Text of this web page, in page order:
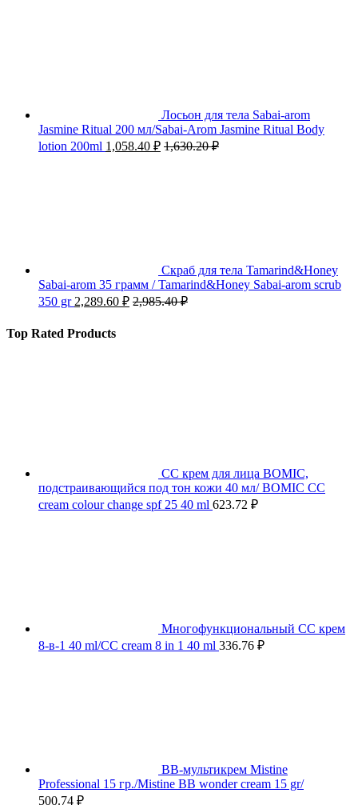
Лосьон для тела Sabai-arom
Jasmine Ritual 200 мл/Sabai-Arom Jasmine Ritual Body
lotion 200ml 1,058.40 ₽ 1,630.20₽
Скраб для тела Tamarind&Honey
Sabai-arom 35 грамм / Tamarind&Honey Sabai-arom scrub
350 gr 2,289.60 ₽ 2,985.40₽
Top Rated Products
СС крем для лица BOMIC,
подстраивающийся под тон кожи 40 мл/ BOMIC CC
cream colour change spf 25 40 ml 623.72 ₽
Многофункциональный СС крем
8-в-1 40 ml/CC cream 8 in 1 40 ml 336.76 ₽
BB-мультикрем Mistine
Professional 15 гр./Mistine BB wonder cream 15 gr/
500.74 ₽